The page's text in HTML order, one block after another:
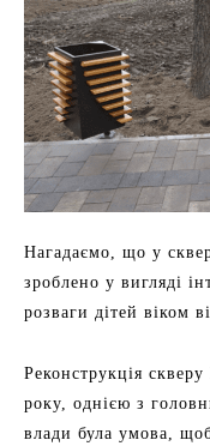
Нагадаємо, що у
зроблено у вигляді
розваги дітей віком
Реконструкція
року, однією з
влади була умова,